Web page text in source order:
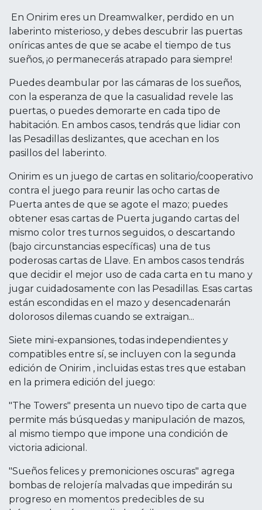
En Onirim eres un Dreamwalker, perdido en un
laberinto misterioso, y debes descubrir las puertas
oníricas antes de que se acabe el tiempo de tus
sueños, ¡o permanecerás atrapado para siempre!
Puedes deambular por las cámaras de los sueños,
con la esperanza de que la casualidad revele las
puertas, o puedes demorarte en cada tipo de
habitación. En ambos casos, tendrás que lidiar con
las Pesadillas deslizantes, que acechan en los
pasillos del laberinto.
Onirim es un juego de cartas en solitario/cooperativo
contra el juego para reunir las ocho cartas de
Puerta antes de que se agote el mazo; puedes
obtener esas cartas de Puerta jugando cartas del
mismo color tres turnos seguidos, o descartando
(bajo circunstancias específicas) una de tus
poderosas cartas de Llave. En ambos casos tendrás
que decidir el mejor uso de cada carta en tu mano y
jugar cuidadosamente con las Pesadillas. Esas cartas
están escondidas en el mazo y desencadenarán
dolorosos dilemas cuando se extraigan...
Siete mini-expansiones, todas independientes y
compatibles entre sí, se incluyen con la segunda
edición de Onirim , incluidas estas tres que estaban
en la primera edición del juego:
"The Towers" presenta un nuevo tipo de carta que
permite más búsquedas y manipulación de mazos,
al mismo tiempo que impone una condición de
victoria adicional.
"Sueños felices y premoniciones oscuras" agrega
bombas de relojería malvadas que impedirán su
progreso en momentos predecibles de su